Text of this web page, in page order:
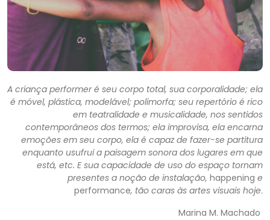
A criança performer é seu corpo total, sua corporalidade; ela
é móvel, plástica, modelável; polimorfa; seu repertório é rico
em teatralidade e musicalidade, nos sentidos
contemporâneos dos termos; ela improvisa, ela encarna
emoções em seu corpo, ela é capaz de fazer-se partitura
enquanto usufrui a paisagem sonora dos lugares em que
está, etc. E sua capacidade de uso do espaço tornam
presentes a noção de instalação, happening e
performance, tão caras às artes visuais hoje.
Marina M. Machado